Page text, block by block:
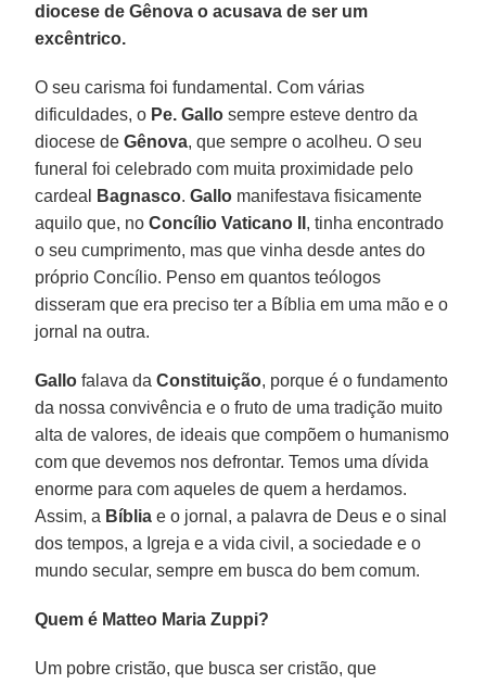
diocese de Gênova o acusava de ser um
excêntrico.
O seu carisma foi fundamental. Com várias
dificuldades, o Pe. Gallo sempre esteve dentro da
diocese deGênova, que sempre o acolheu. O seu
funeral foi celebrado com muita proximidade pelo
cardeal
Bagnasco.Gallo manifestava fisicamente
aquilo que, noConcílio Vaticano II , tinha encontrado
o seu cumprimento, mas que vinha desde antes do
próprio Concílio. Penso em quantos teólogos
disseram que era preciso ter a Bíblia em uma mão e o
jornal na outra.
Gallo falava daConstituição, porque é o fundamento
da nossa convivência e o fruto de uma tradição muito
alta de valores, de ideais que compõem o humanismo
com que devemos nos defrontar. Temos uma dívida
enorme para com aqueles de quem a herdamos.
Assim, a Bíblia e o jornal, a palavra de Deus e o sinal
dos tempos, a Igreja e a vida civil, a sociedade e o
mundo secular, sempre em busca do bem comum.
Quem é Matteo Maria Zuppi?
Um pobre cristão, que busca ser cristão, que